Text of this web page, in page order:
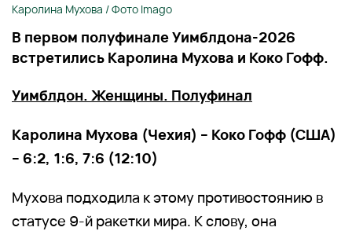
Каролина Мухова / Фото Imago
В первом полуфинале Уимблдона-2026
встретились Каролина Мухова и Коко Гофф.
Уимблдон. Женщины. Полуфинал
Каролина Мухова (Чехия) – Коко Гофф (США)
– 6:2, 1:6, 7:6 (12:10)
Мухова подходила к этому противостоянию в
статусе 9-й ракетки мира. К слову, она